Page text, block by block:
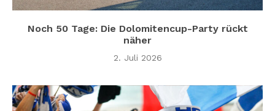
Noch 50 Tage: Die Dolomitencup-Party rückt
näher
2. Juli 2026